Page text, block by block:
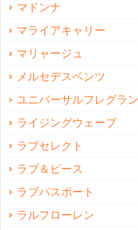
マドンナ
マライアキャリー
マリャージュ
メルセデスベンツ
ユニバーサルフレグラ
ライジングウェーブ
ラブセレクト
ラブ＆ピース
ラブパスポート
ラルフローレン